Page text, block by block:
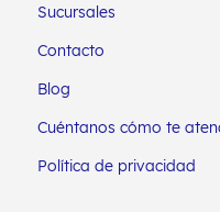
Sucursales
Contacto
Blog
Cuéntanos cómo te
Política de privacidad